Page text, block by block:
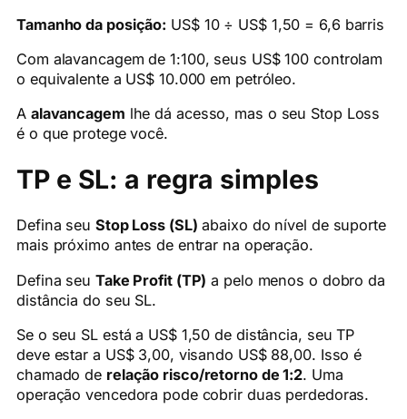
Tamanho da posição: US$ 10 ÷ US$ 1,50 = 6,6 barris
Com alavancagem de 1:100, seus US$ 100 controlam
o equivalente a US$ 10.000 em petróleo.
A alavancagem lhe dá acesso, mas o seu Stop Loss
é o que protege você.
TP e SL: a regra simples
Defina seu Stop Loss (SL) abaixo do nível de suporte
mais próximo antes de entrar na operação.
Defina seu Take Profit (TP) a pelo menos o dobro da
distância do seu SL.
Se o seu SL está a US$ 1,50 de distância, seu TP
deve estar a US$ 3,00, visando US$ 88,00. Isso é
chamado de relação risco/retorno de 1:2. Uma
operação vencedora pode cobrir duas perdedoras.